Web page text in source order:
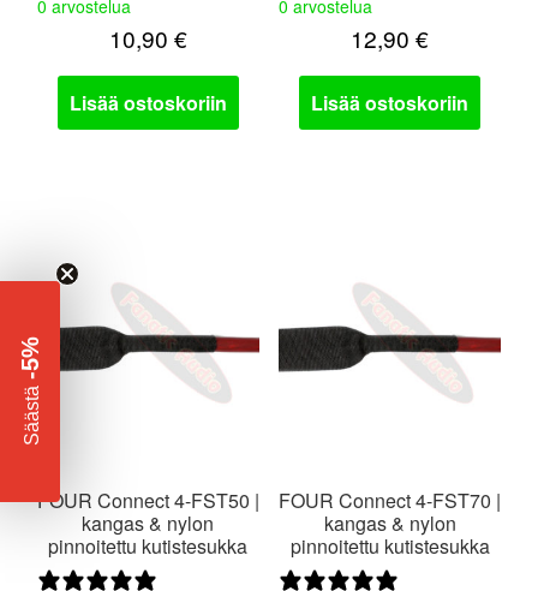
0 arvostelua
10,90 €
Lisää ostoskoriin
0 arvostelua
12,90€
Lisää ostoskoriin
FOUR Connect 4-FST50 |
kangas & nylon
pinnoitettu kutistesukka
FOUR Connect 4-FST70 |
kangas & nylon
pinnoitettu kutistesukka
Säästä
-5%